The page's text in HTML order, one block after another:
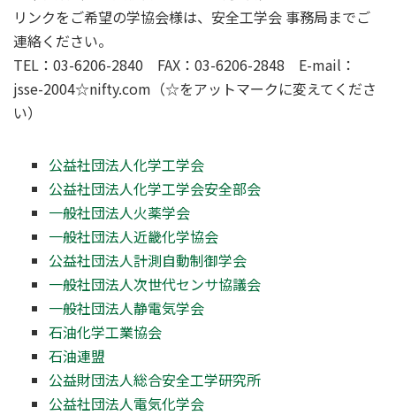
リンクをご希望の学協会様は、安全工学会 事務局までご
連絡ください。
TEL：03-6206-2840 FAX：03-6206-2848 E-mail：
jsse-2004☆nifty.com（☆をアットマークに変えてくださ
い）
公益社団法人化学工学会
公益社団法人化学工学会安全部会
一般社団法人火薬学会
一般社団法人近畿化学協会
公益社団法人計測自動制御学会
一般社団法人次世代センサ協議会
一般社団法人静電気学会
石油化学工業協会
石油連盟
公益財団法人総合安全工学研究所
公益社団法人電気化学会